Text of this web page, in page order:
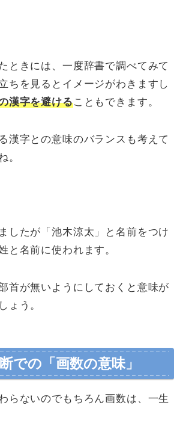
ときには、一度辞書で調べてみて
ちを見るとイメージがわきますし
漢字を避けることもできます。
漢字との意味のバランスも考えて
。
したが「池木涼太」と名前をつけ
と名前に使われます。
首が無いようにしておくと意味が
ょう。
での「画数の意味」
らないのでもちろん画数は、一生